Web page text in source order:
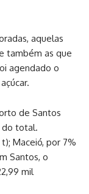
aquelas
também as que
agendado o
de Santos
do total.
Maceió, por 7%
Santos, o
mil